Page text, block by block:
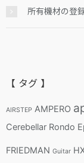
所有機材の登
【 タグ 】
AIRSTEP AMPERO
Cerebellar Rondo
FRIEDMAN Guitar